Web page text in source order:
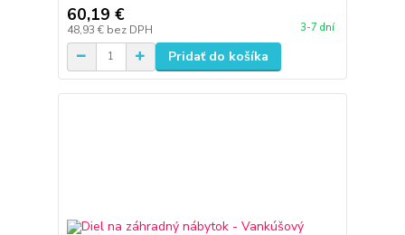
60,19 €
48,93 € bez DPH 3-7 dní
Pridať do košíka